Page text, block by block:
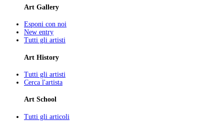
Art Gallery
Esponi con noi
New entry
Tutti gli artisti
Art History
Tutti gli artisti
Cerca l'artista
Art School
Tutti gli articoli